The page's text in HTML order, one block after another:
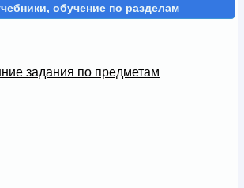
обучение по разделам
задания по предметам